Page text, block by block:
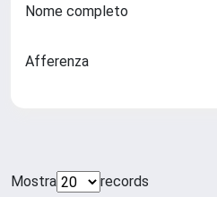
Nome completo
Afferenza
Mostra
records